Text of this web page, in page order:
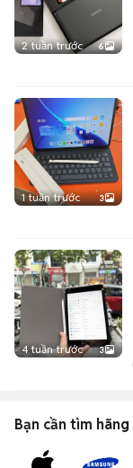
2 tuần trước 6
1 tuần trước 3
4 tuần trước 3
Bạn cần tìm hãng